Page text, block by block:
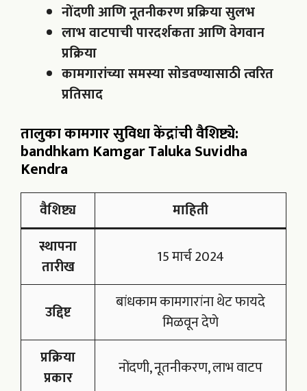
नोंदणी आणि नूतनीकरण प्रक्रिया सुलभ
लाभ वाटपाची पारदर्शकता आणि वेगवान
प्रक्रिया
कामगारांच्या समस्या सोडवण्यासाठी त्वरित
प्रतिसाद
तालुका कामगार सुविधा केंद्रांची वैशिष्ट्ये:
bandhkam Kamgar Taluka Suvidha
Kendra
वैशिष्ट्य
माहिती
स्थापना
तारीख
15 मार्च 2024
उद्दिष्ट
बांधकाम कामगारांना थेट फायदे
मिळवून देणे
प्रक्रिया
प्रकार
नोंदणी, नूतनीकरण, लाभ वाटप